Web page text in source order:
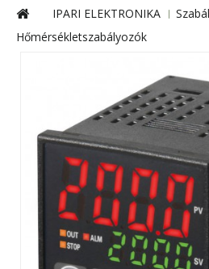
IPARI ELEKTRONIKA
Hőmérsékletszabályozók